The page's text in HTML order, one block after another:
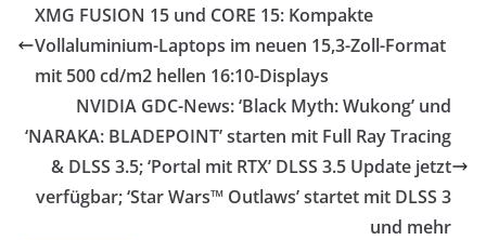
XMG FUSION 15 und CORE 15: Kompakte
Vollaluminium-Laptops im neuen 15,3-Zoll-Format
mit 500 cd/m2 hellen 16:10-Displays
NVIDIA GDC-News: ‘Black Myth: Wukong’ und
‘NARAKA: BLADEPOINT’ starten mit Full Ray Tracing
& DLSS 3.5; ‘Portal mit RTX’ DLSS 3.5 Update jetzt
verfügbar; ‘Star Wars™ Outlaws’ startet mit DLSS 3
und mehr